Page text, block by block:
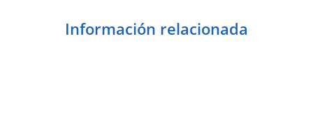
Información relacionada